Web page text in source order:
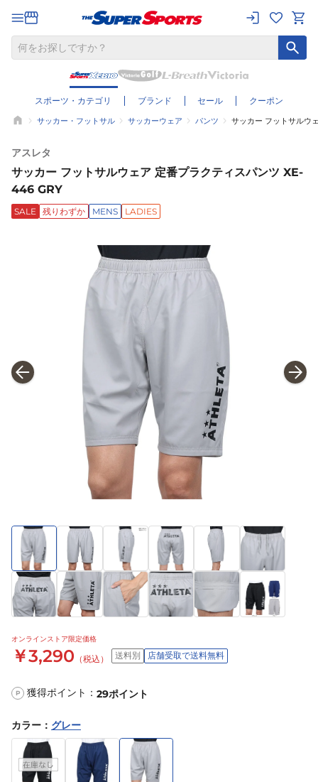
スポーツ・カテゴリ ブランド セール クーポン
サッカー・フットサル サッカーウェア パンツ サッカー フットサルウ
アスレタ
サッカー フットサルウェア 定番プラクティスパンツ XE-
446 GRY
SALE 残りわずか MENS LADIES
オンラインストア限定価格
￥3,290 （税込） 送料別 店舗受取で送料無料
P 獲得ポイント： 29ポイント
カラー ： グレー